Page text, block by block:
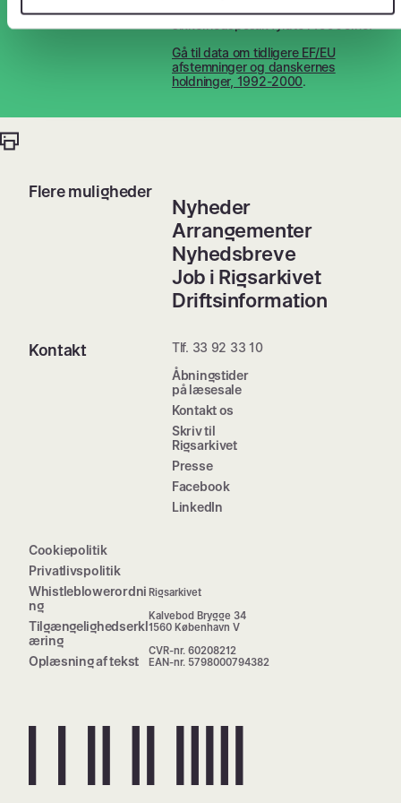
eller hvor meget forsvars- og
Gå til data om tidligere EF/EU
afstemninger og danskernes
holdninger, 1992-2000.
Flere muligheder
Nyheder
Arrangementer
Nyhedsbreve
Job i Rigsarkivet
Driftsinformation
Kontakt
Tlf. 33 92 33 10
Åbningstider
på læsesale
Kontakt os
Skriv til
Rigsarkivet
Presse
Facebook
LinkedIn
Cookiepolitik
Privatlivspolitik
Whistleblowerordni
ng
Tilgængelighedserkl
æring
Oplæsning af tekst
Rigsarkivet
Kalvebod Brygge 34
1560 København V
CVR-nr. 60208212
EAN-nr. 5798000794382